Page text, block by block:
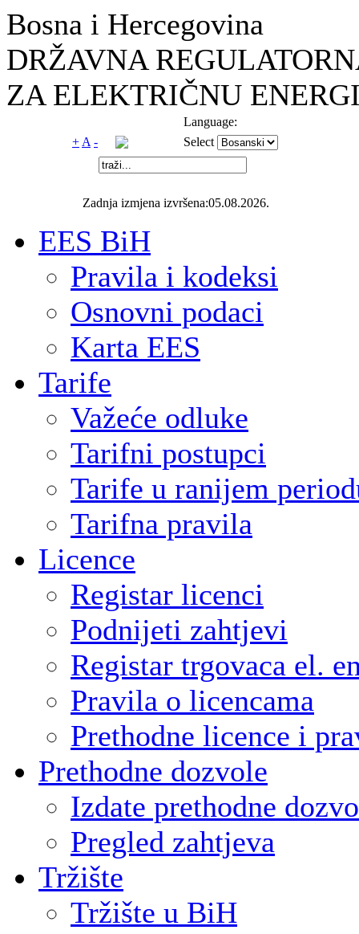
Bosna i Hercegovina
DRŽAVNA
ZA ELEKTRIČNU
Language:
+ A - Select
Zadnja izmjena izvršena:05.08.2026.
EES BiH
Pravila i kodeksi
Osnovni podaci
Karta EES
Tarife
Važeće odluke
Tarifni postupci
Tarife u ranijem
Tarifna pravila
Licence
Registar licenci
Podnijeti zahtjevi
Registar trgovaca el.
Pravila o licencama
Prethodne licence i
Prethodne dozvole
Izdate prethodne
Pregled zahtjeva
Tržište
Tržište u BiH